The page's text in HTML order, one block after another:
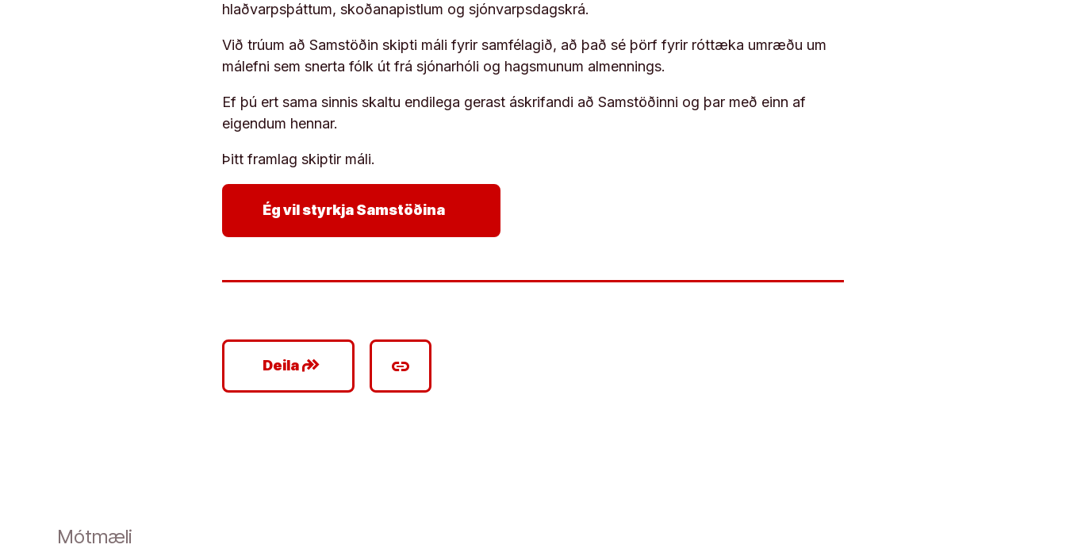
hlaðvarpsþáttum, skoðanapistlum og sjónvarpsdagskrá.
Við trúum að Samstöðin skipti máli fyrir samfélagið, að það sé þörf fyrir róttæka umræðu um
málefni sem snerta fólk út frá sjónarhóli og hagsmunum almennings.
Ef þú ert sama sinnis skaltu endilega gerast áskrifandi að Samstöðinni og þar með einn af
eigendum hennar.
Þitt framlag skiptir máli.
Ég vil styrkja Samstöðina
Deilagoogle_plus_reshare link
Mótmæli